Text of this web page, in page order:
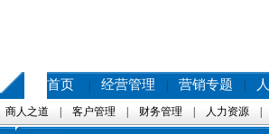
首页 经营管理 营销专题
商人之道 客户管理 财务管理 人力资源